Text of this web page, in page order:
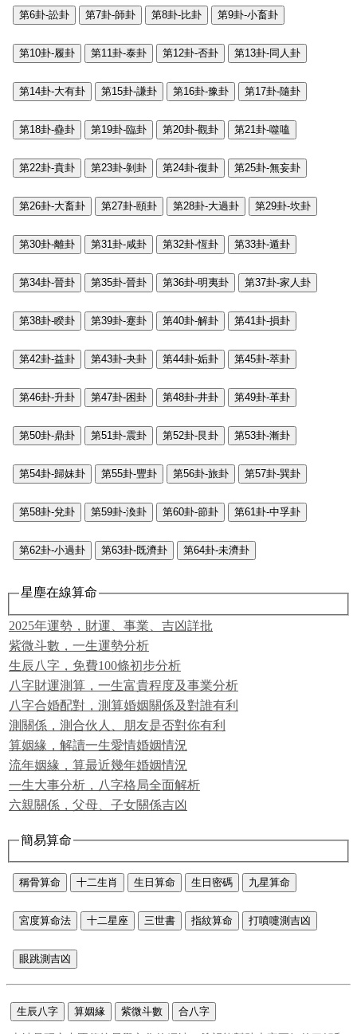
第6卦-訟卦 第7卦-師卦 第8卦-比卦 第9卦-小畜卦
第10卦-履卦 第11卦-泰卦 第12卦-否卦 第13卦-同人卦
第14卦-大有卦 第15卦-謙卦 第16卦-豫卦 第17卦-隨卦
第18卦-蠱卦 第19卦-臨卦 第20卦-觀卦 第21卦-噬嗑
第22卦-賁卦 第23卦-剝卦 第24卦-復卦 第25卦-無妄卦
第26卦-大畜卦 第27卦-頤卦 第28卦-大過卦 第29卦-坎卦
第30卦-離卦 第31卦-咸卦 第32卦-恆卦 第33卦-遁卦
第34卦-晉卦 第35卦-晉卦 第36卦-明夷卦 第37卦-家人卦
第38卦-睽卦 第39卦-蹇卦 第40卦-解卦 第41卦-損卦
第42卦-益卦 第43卦-夬卦 第44卦-姤卦 第45卦-萃卦
第46卦-升卦 第47卦-困卦 第48卦-井卦 第49卦-革卦
第50卦-鼎卦 第51卦-震卦 第52卦-艮卦 第53卦-漸卦
第54卦-歸妹卦 第55卦-豐卦 第56卦-旅卦 第57卦-巽卦
第58卦-兌卦 第59卦-渙卦 第60卦-節卦 第61卦-中孚卦
第62卦-小過卦 第63卦-既濟卦 第64卦-未濟卦
星塵在線算命
2025年運勢，財運、事業、吉凶詳批
紫微斗數，一生運勢分析
生辰八字，免費100條初步分析
八字財運測算，一生富貴程度及事業分析
八字合婚配對，測算婚姻關係及對誰有利
測關係，測合伙人、朋友是否對你有利
算姻緣，解讀一生愛情婚姻情況
流年姻緣，算最近幾年婚姻情況
一生大事分析，八字格局全面解析
六親關係，父母、子女關係吉凶
簡易算命
稱骨算命 十二生肖 生日算命 生日密碼 九星算命
宮度算命法 十二星座 三世書 指紋算命 打噴嚏測吉凶
眼跳測吉凶
生辰八字 算姻緣 紫微斗數 合八字